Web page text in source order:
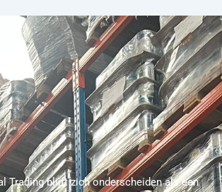
Trading blijft zich onderscheiden als een